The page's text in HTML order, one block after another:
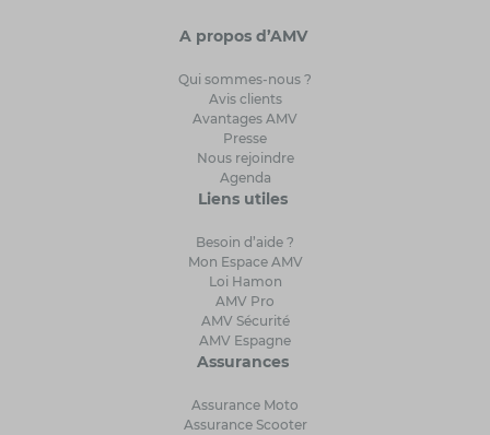
A propos d’AMV
Qui sommes-nous ?
Avis clients
Avantages AMV
Presse
Nous rejoindre
Agenda
Liens utiles
Besoin d’aide ?
Mon Espace AMV
Loi Hamon
AMV Pro
AMV Sécurité
AMV Espagne
Assurances
Assurance Moto
Assurance Scooter